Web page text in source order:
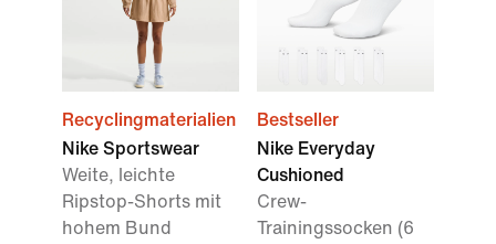
Recyclingmaterialien
Nike Sportswear
Weite, leichte
Ripstop-Shorts mit
hohem Bund
Bestseller
Nike Everyday
Cushioned
Crew-
Trainingssocken (6